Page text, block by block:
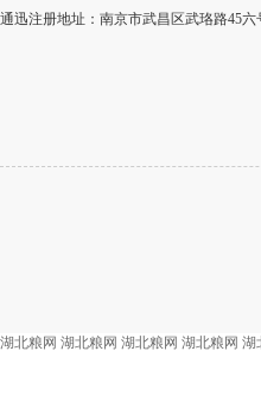
通迅注册地址：南京市武昌区武珞路45
湖北粮网 湖北粮网 湖北粮网 湖北粮网 湖